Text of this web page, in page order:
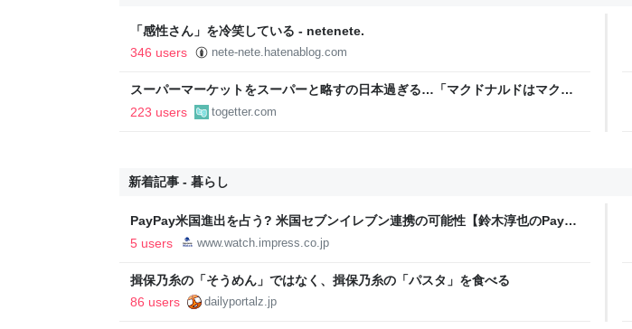
「感性さん」を冷笑している - netenete.
346 users
nete-nete.hatenablog.com
スーパーマーケットをスーパーと略すの日本過ぎる…「マクドナルドはマクド
であるべき」「海外でもある」など
223 users togetter.com
新着記事 - 暮らし
PayPay米国進出を占う? 米国セブンイレブン連携の可能性【鈴木淳也のPay
Attention】
5 users www.watch.impress.co.jp
揖保乃糸の「そうめん」ではなく、揖保乃糸の「パスタ」を食べる
86 users
dailyportalz.jp